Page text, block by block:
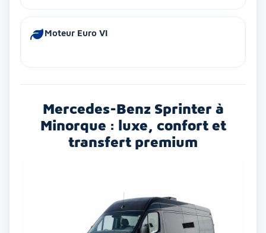
Moteur Euro VI
Mercedes-Benz Sprinter à
Minorque : luxe, confort et
transfert premium